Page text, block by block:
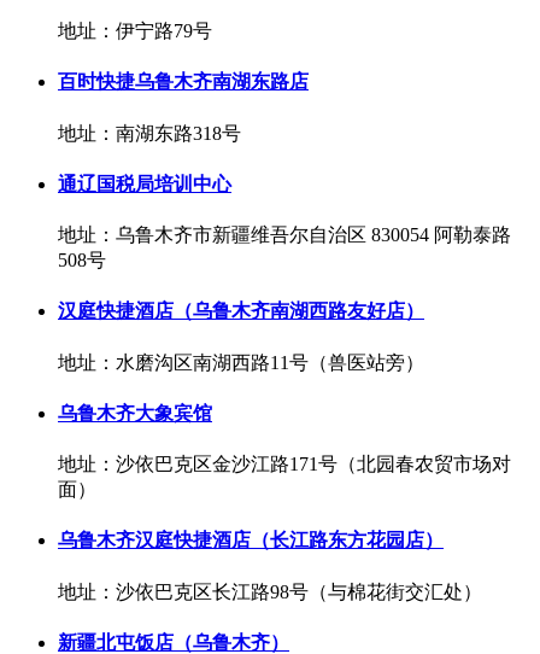
地址：伊宁路79号
百时快捷乌鲁木齐南湖东路店
地址：南湖东路318号
通辽国税局培训中心
地址：乌鲁木齐市新疆维吾尔自治区 830054 阿勒泰路
508号
汉庭快捷酒店（乌鲁木齐南湖西路友好店）
地址：水磨沟区南湖西路11号（兽医站旁）
乌鲁木齐大象宾馆
地址：沙依巴克区金沙江路171号（北园春农贸市场对
面）
乌鲁木齐汉庭快捷酒店（长江路东方花园店）
地址：沙依巴克区长江路98号（与棉花街交汇处）
新疆北屯饭店（乌鲁木齐）